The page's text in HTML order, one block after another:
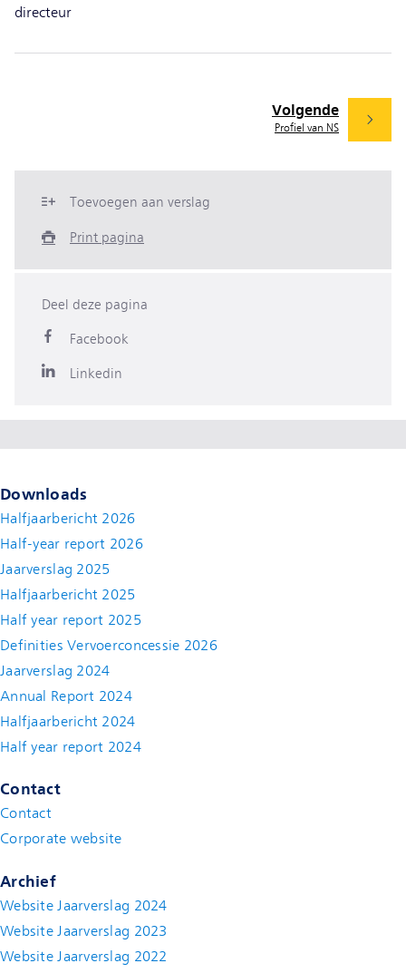
directeur
Volgende
Profiel van NS
Toevoegen aan verslag
Print pagina
Deel deze pagina
Facebook
Linkedin
Downloads
Halfjaarbericht 2026
Half-year report 2026
Jaarverslag 2025
Halfjaarbericht 2025
Half year report 2025
Definities Vervoerconcessie 2026
Jaarverslag 2024
Annual Report 2024
Halfjaarbericht 2024
Half year report 2024(new window)
Contact
Contact
Corporate website
Archief
Website Jaarverslag 2024
Website Jaarverslag 2023
Website Jaarverslag 2022